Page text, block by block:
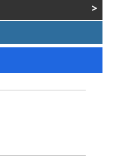
>